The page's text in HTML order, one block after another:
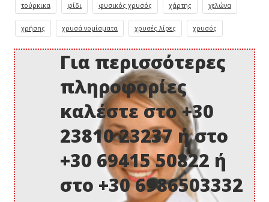
τούρκικα φίδι φυσικός χρυσός χάρτης χελώνα
χρήσης χρυσά νομίσματα χρυσές λίρες χρυσός
Για περισσότερες
πληροφορίες
καλέστε στο +30
23810 23237 ή στο
+30 69415 50822 ή
στο +30 6986503332